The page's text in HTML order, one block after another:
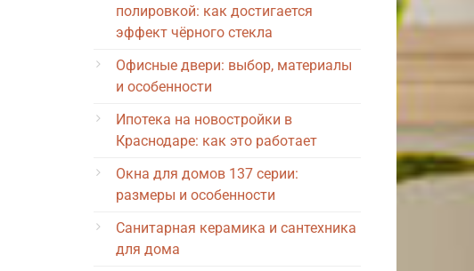
полировкой: как достигается
эффект чёрного стекла
Офисные двери: выбор, материалы
и особенности
Ипотека на новостройки в
Краснодаре: как это работает
Окна для домов 137 серии:
размеры и особенности
Санитарная керамика и сантехника
для дома